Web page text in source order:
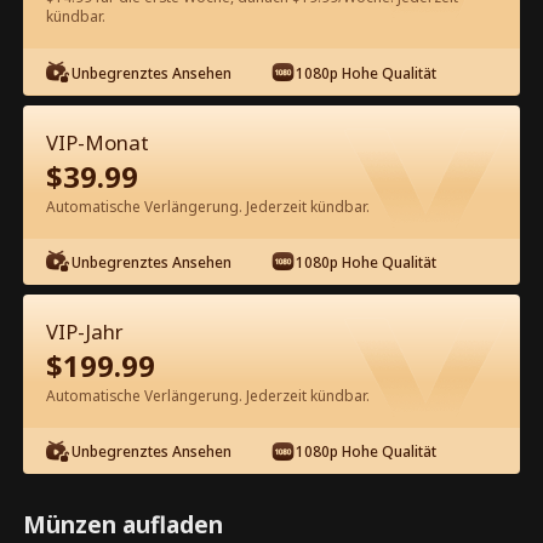
Kostenlos in der App ansehen
Episode 76 - Die Erbin hat ihren
Mann auf die schwarze Liste gesetzt
Kompletter Film
1-50 51-85
76 77 79 80
kündbar.
Unbegrenztes Ansehen 1080p Hohe Qualität
VIP-Monat
$39.99
Automatische Verlängerung. Jederzeit kündbar.
Unbegrenztes Ansehen 1080p Hohe Qualität
VIP-Jahr
$199.99
Automatische Verlängerung. Jederzeit kündbar.
Unbegrenztes Ansehen 1080p Hohe Qualität
Münzen aufladen